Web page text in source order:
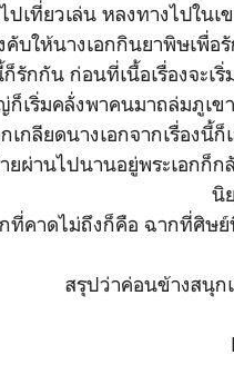
ปเที่ยวเล่น หลงทางไปใน
คับให้นางเอกกินยาพิษเพื่อ
รักกัน ก่อนที่เนื้อเรื่องจะ
เริ่มคลั่งพาคนมาถล่มภูเข
กเกลียดนางเอกจากเรื่อ
ยผ่านไปนานอยู่พระเอกก็
นิ
ที่คาดไม่ถึงก็คือ ฉากที่ศิษย์
สรุปว่าค่อนข้างสนุก